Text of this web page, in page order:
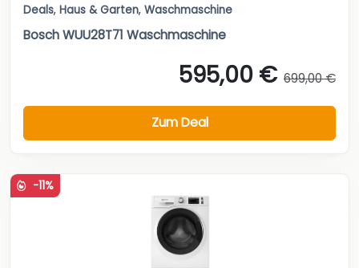
Deals, Haus & Garten, Waschmaschine
Bosch WUU28T71 Waschmaschine
595,00 € 699,00 €
Zum Deal
-11%